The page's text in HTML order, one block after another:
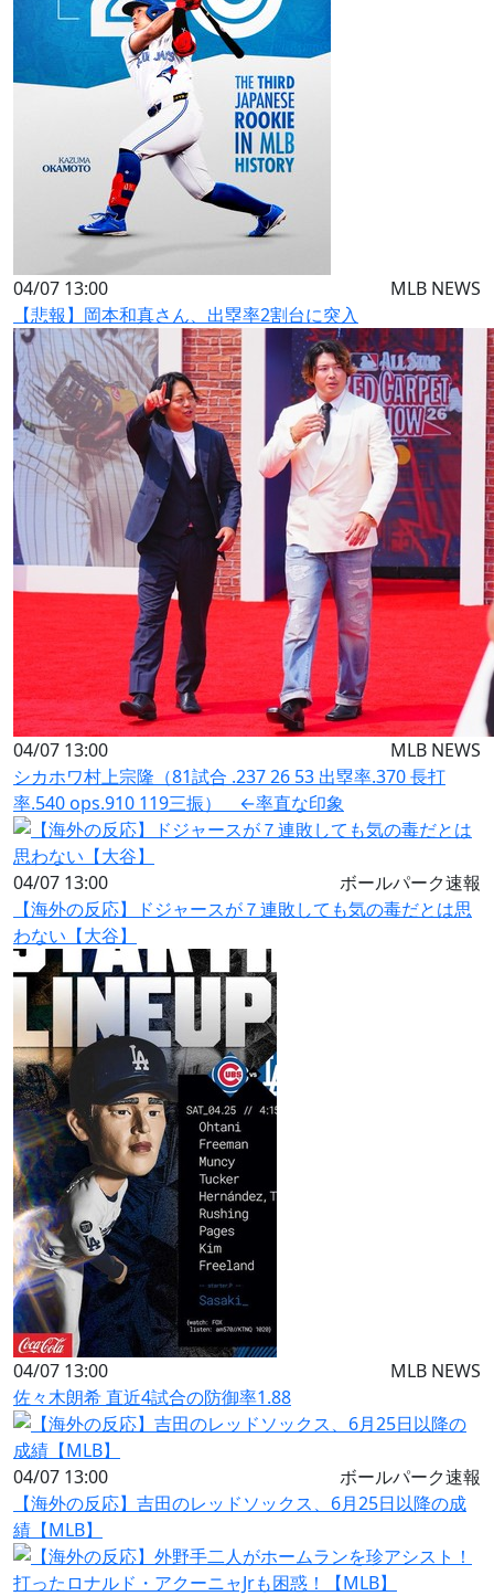
04/07 13:00
MLB NEWS
【悲報】岡本和真さん、出塁率2割台に突入
04/07 13:00
MLB NEWS
シカホワ村上宗隆（81試合 .237 26 53 出塁率.370 長打
率.540 ops.910 119三振） ←率直な印象
04/07 13:00
ボールパーク速報
【海外の反応】ドジャースが７連敗しても気の毒だとは思
わない【大谷】
04/07 13:00
MLB NEWS
佐々木朗希 直近4試合の防御率1.88
04/07 13:00
ボールパーク速報
【海外の反応】吉田のレッドソックス、6月25日以降の成
績【MLB】